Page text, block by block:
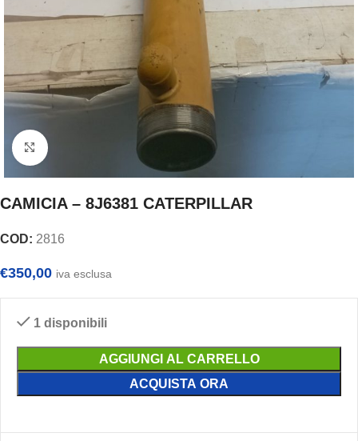
Clicca per ingrandire
CAMICIA – 8J6381 CATERPILLAR
COD: 2816
€350,00 iva esclusa
1 disponibili
AGGIUNGI AL CARRELLO
ACQUISTA ORA